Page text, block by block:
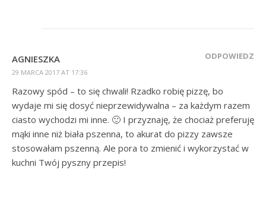
AGNIESZKA
29 MARCA 2017 AT 17:36
ODPOWIEDZ
Razowy spód – to się chwali! Rzadko robię pizzę, bo
wydaje mi się dosyć nieprzewidywalna – za każdym razem
ciasto wychodzi mi inne. 🙂 I przyznaję, że chociaż preferuję
mąki inne niż biała pszenna, to akurat do pizzy zawsze
stosowałam pszenną. Ale pora to zmienić i wykorzystać w
kuchni Twój pyszny przepis!